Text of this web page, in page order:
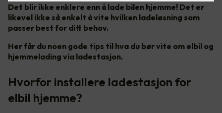
Det blir ikke enklere enn å lade bilen hjemme! Det er
likevel ikke så enkelt å vite hvilken ladeløsning som
passer best for ditt behov.
Her får du noen gode tips til hva du bør vite om elbil og
hjemmelading via ladestasjon.
Hvorfor installere ladestasjon for
elbil hjemme?